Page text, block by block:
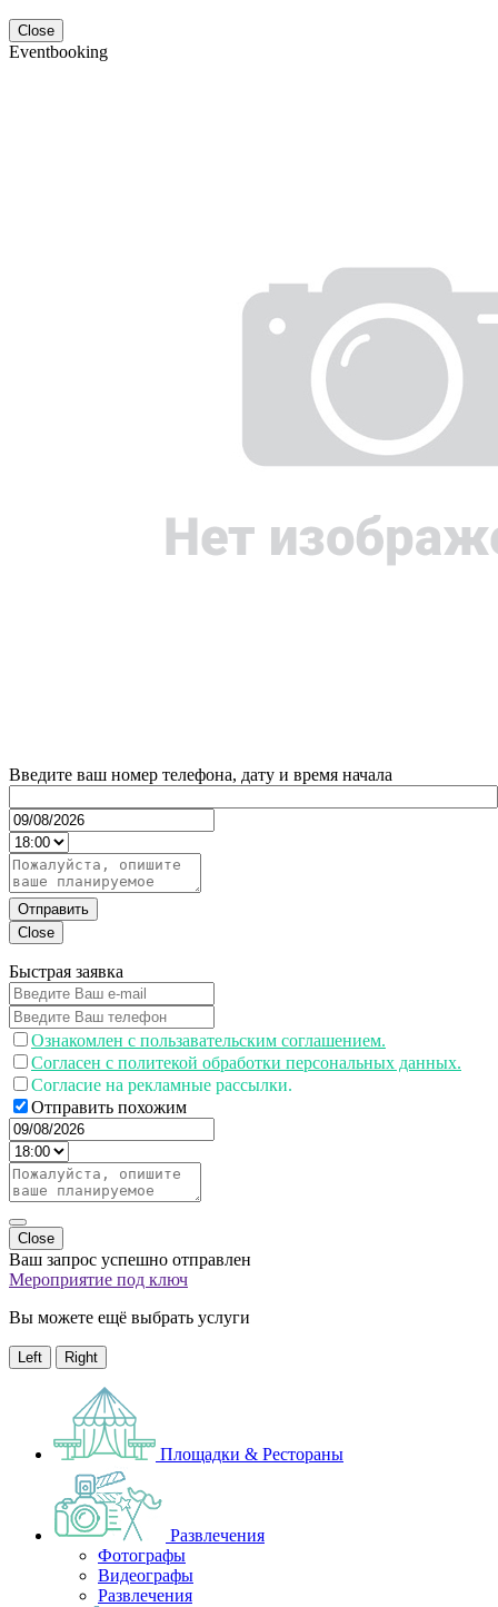
Close
Eventbooking
Введите ваш номер телефона, дату и время начала
Отправить
Close
Быстрая заявка
Ознакомлен с пользавательским соглашением.
Согласен с политекой обработки персональных данных.
Согласие на рекламные рассылки.
Отправить похожим
Close
Ваш запрос успешно отправлен
Мероприятие под ключ
Вы можете ещё выбрать услуги
Left Right
Площадки & Рестораны
Развлечения
Фотографы
Видеографы
Развлечения